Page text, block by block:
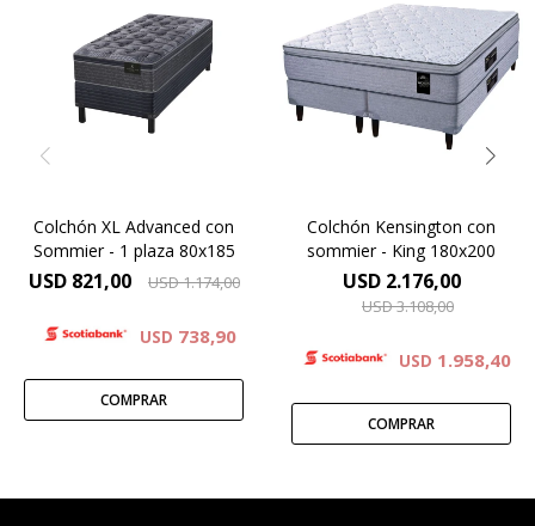
Europillow cubierto por
tejido de punto
matelaseado. Resortes LFK
combinados con espuma
viscoelástica. Altura de
colchón 29 cm y 66 cm la
suma del colchón y el
sommier.
Colchón XL Advanced con
Sommier - 1 plaza 80x185
USD 821,00 USD1.174,00
USD 738,90
Resortes individuales Pocket
se combinan con la espuma
sustentable Eco Zoned.
Comfort Grid. Hard Foam®.
Altura de colchón 28 cm y 63
cm la suma del colchón y el
sommier.
Colchón Kensington con
sommier - King 180x200
USD 2.176,00
USD3.108,00
USD 1.958,40